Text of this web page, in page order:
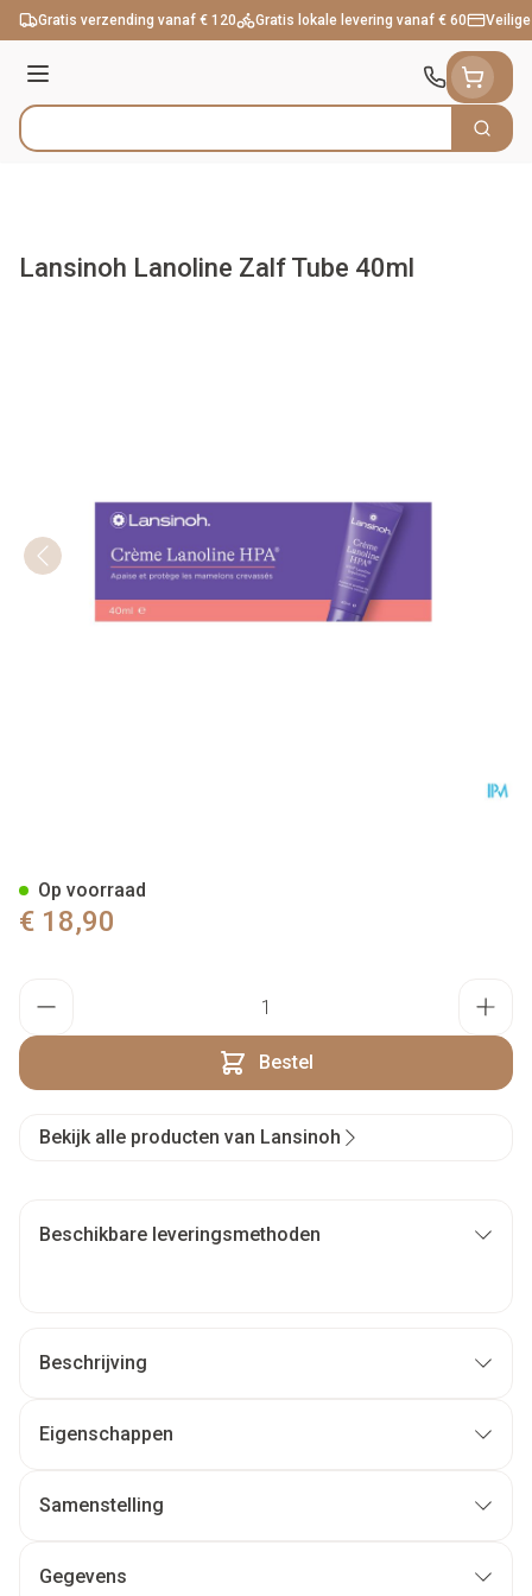
Ga naar de inhoud
Gratis verzending vanaf € 120 Gratis lokale levering vanaf € 60
Menu
Product, merk, categorie... Zoek
Lansinoh Lanoline Zalf Tube 40ml
€ 18,90
Bestel
Op voorraad
Bekijk alle producten van Lansinoh
Beschikbare leveringsmethoden
Beschrijving
Eigenschappen
Samenstelling
Gegevens